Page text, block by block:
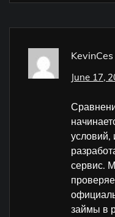
KevinCes
June 17,
условий,
сервис.
займы в